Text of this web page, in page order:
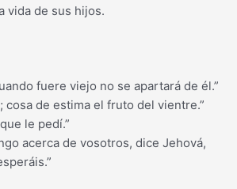
vida de sus hijos.
fuere viejo no se apartará de él.”
cosa de estima el fruto del vientre.”
le pedí.”
acerca de vosotros, dice Jehová,